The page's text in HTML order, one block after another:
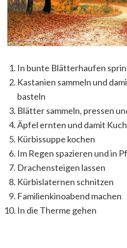
In bunte Blätterhaufen
Kastanien sammeln und
basteln
Blätter sammeln, pressen
Äpfel ernten und damit
Kürbissuppe kochen
Im Regen spazieren und in
Drachensteigen lassen
Kürbislaternen schnitzen
Familienkinoabend machen
In die Therme gehen